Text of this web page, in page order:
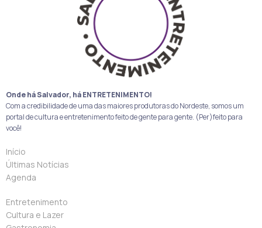
Onde há Salvador, há ENTRETENIMENTO!
Com a credibilidade de uma das maiores produtoras do Nordeste, somos um
portal de cultura e entretenimento feito de gente para gente. (Per)feito para
você!
Início
Últimas Notícias
Agenda
Entretenimento
Cultura e Lazer